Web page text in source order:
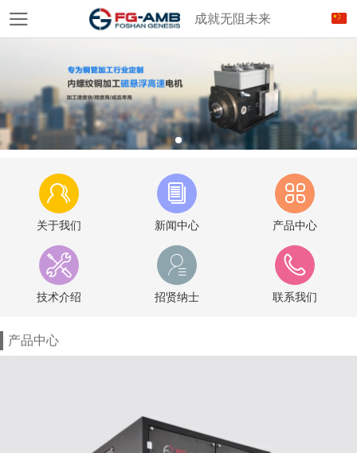
成就无阻未来
关于我们 新闻中心 产品中心
技术介绍 招贤纳士 联系我们
产品中心